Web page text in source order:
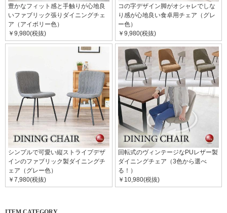
豊かなフィット感と手触りが心地良
いファブリック張りダイニングチェ
ア（アイボリー色）
￥9,980(税抜)
コの字デザイン脚がオシャレでしな
り感が心地良い食卓用チェア（グレ
ー色）
￥9,980(税抜)
シンプルで可愛い縦ストライプデザ
インのファブリック製ダイニングチ
ェア（グレー色）
￥7,980(税抜)
回転式のヴィンテージなPUレザー製
ダイニングチェア（3色から選べ
る！）
￥10,980(税抜)